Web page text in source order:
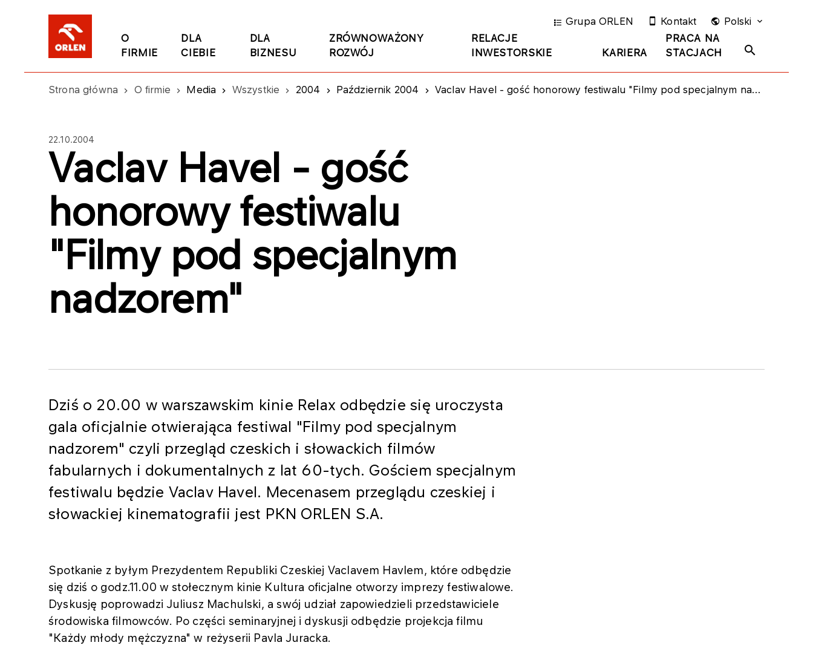
O
FIRMIE
DLA
CIEBIE
DLA
BIZNESU
ZRÓWNOWAŻONY
ROZWÓJ
RELACJE
INWESTORSKIE
KARIERA
PRACA NA
STACJACH
Grupa ORLEN Kontakt Polski
Strona główna O firmie Media Wszystkie 2004 Październik 2004 Vaclav Havel - gość honorowy festiwalu "Filmy pod specjalnym nadzorem"
22.10.2004
Vaclav Havel - gość
honorowy festiwalu
"Filmy pod specjalnym
nadzorem"
Dziś o 20.00 w warszawskim kinie Relax odbędzie się uroczysta
gala oficjalnie otwierająca festiwal "Filmy pod specjalnym
nadzorem" czyli przegląd czeskich i słowackich filmów
fabularnych i dokumentalnych z lat 60-tych. Gościem specjalnym
festiwalu będzie Vaclav Havel. Mecenasem przeglądu czeskiej i
słowackiej kinematografii jest PKN ORLEN S.A.
Spotkanie z byłym Prezydentem Republiki Czeskiej Vaclavem Havlem, które odbędzie
się dziś o godz.11.00 w stołecznym kinie Kultura oficjalne otworzy imprezy festiwalowe.
Dyskusję poprowadzi Juliusz Machulski, a swój udział zapowiedzieli przedstawiciele
środowiska filmowców. Po części seminaryjnej i dyskusji odbędzie projekcja filmu
"Każdy młody mężczyzna" w reżyserii Pavla Juracka.